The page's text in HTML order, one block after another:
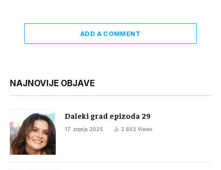
ADD A COMMENT
NAJNOVIJE OBJAVE
Daleki grad epizoda 29
17. srpnja 2025. 2.602 Views